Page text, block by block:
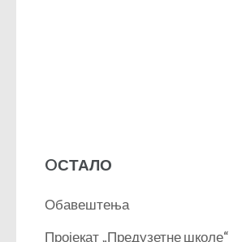
OСТАЛО
Обавештења
Пројекат „Предузетне школе“